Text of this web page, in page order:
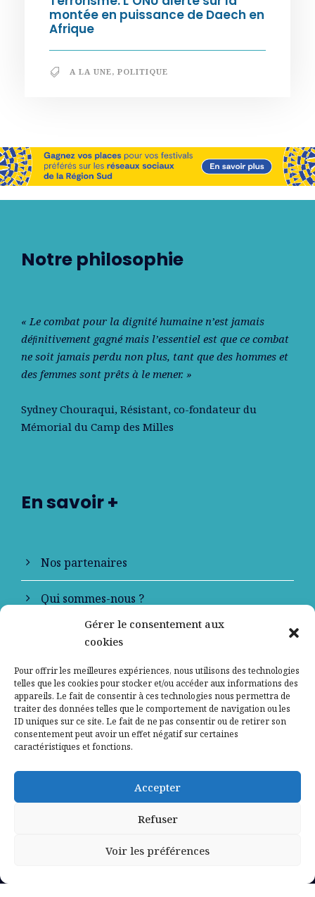
Gérer le consentement aux
cookies
Pour offrir les meilleures expériences, nous utilisons des technologies
telles que les cookies pour stocker et/ou accéder aux informations des
appareils. Le fait de consentir à ces technologies nous permettra de
traiter des données telles que le comportement de navigation ou les
ID uniques sur ce site. Le fait de ne pas consentir ou de retirer son
consentement peut avoir un effet négatif sur certaines
caractéristiques et fonctions.
Accepter
Refuser
Voir les préférences
montée en puissance de Daech en
Afrique
A LA UNE, POLITIQUE
Notre philosophie
« Le combat pour la dignité humaine n’est jamais
déﬁnitivement gagné mais l’essentiel est que ce combat
ne soit jamais perdu non plus, tant que des hommes et
des femmes sont prêts à le mener. »
Sydney Chouraqui, Résistant, co-fondateur du
Mémorial du Camp des Milles
En savoir +
Nos partenaires
Qui sommes-nous ?
Contactez-nous
Mentions légales
Politique de confidentialité